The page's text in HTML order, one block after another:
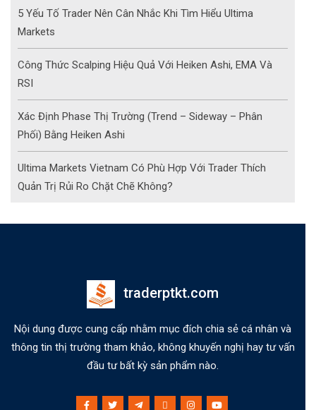
5 Yếu Tố Trader Nên Cân Nhắc Khi Tìm Hiểu Ultima
Markets
Công Thức Scalping Hiệu Quả Với Heiken Ashi, EMA Và
RSI
Xác Định Phase Thị Trường (Trend – Sideway – Phân
Phối) Bằng Heiken Ashi
Ultima Markets Vietnam Có Phù Hợp Với Trader Thích
Quản Trị Rủi Ro Chặt Chẽ Không?
traderptkt.com
Nội dung được cung cấp nhằm mục đích chia sẻ cá nhân và
thông tin thị trường tham khảo, không khuyến nghị hay tư vấn
đầu tư bất kỳ sản phẩm nào.